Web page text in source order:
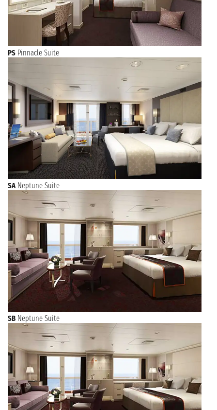
PS Pinnacle Suite
SA Neptune Suite
SB Neptune Suite